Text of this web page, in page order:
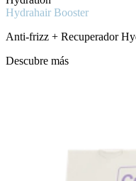
Hydrahair Booster
Anti-frizz + Recuperador
Descubre más